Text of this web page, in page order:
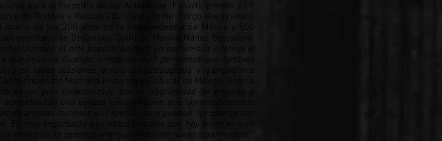
para el Fomento de las Artesanías (Fonart), premió a 59
de Textiles y Rebozo 2021, así mismo otorgo dos premios
marco de los 200 años de la Independencia de México y 500
de Desarrollo Cultural, Marina Núñez Bespalova,
el arte popular se hace en comunidad y refleja el
que imagina. Cuando vemos un textil pensemos que también
y, en varias ocasiones, ante una pieza sagrada” y la presidenta
de Memoria Histórica y Cultural de México, Beatriz
es un país caracterizado por la laboriosidad de mujeres y
bordados con una belleza fuera de serie, que lamentablemente
de artistas famosos que sienten que pueden apropiarse con
Es muy importante que estos trabajos que hoy triunfan y, en
en el país se conozca. Hay que visibilizar nuestro patrimonio”.